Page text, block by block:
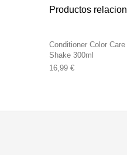
Productos
Conditioner Color
Shake 300ml
16,99 €